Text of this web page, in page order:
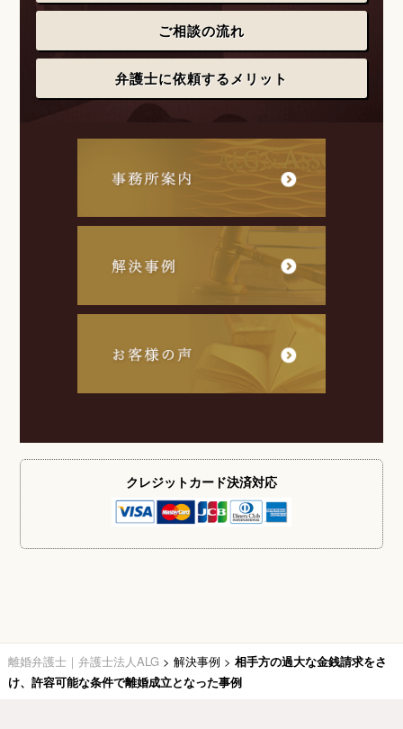
ご相談の流れ
弁護士に依頼するメリット
クレジットカード決済対応
離婚弁護士｜弁護士法人ALG > 解決事例 > 相手方の過大な金銭請求をさ
け、許容可能な条件で離婚成立となった事例